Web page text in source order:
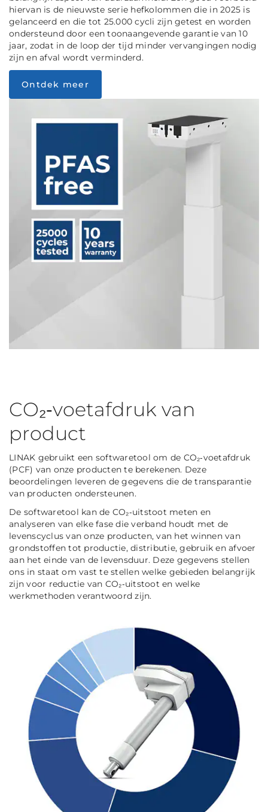
hiervan is de nieuwste serie hefkolommen die in 2025 is
gelanceerd en die tot 25.000 cycli zijn getest en worden
ondersteund door een toonaangevende garantie van 10
jaar, zodat in de loop der tijd minder vervangingen nodig
zijn en afval wordt verminderd.
Ontdek meer
CO₂‑voetafdruk van
product
LINAK gebruikt een softwaretool om de CO₂‑voetafdruk
(PCF) van onze producten te berekenen. Deze
beoordelingen leveren de gegevens die de transparantie
van producten ondersteunen.
De softwaretool kan de CO₂‑uitstoot meten en
analyseren van elke fase die verband houdt met de
levenscyclus van onze producten, van het winnen van
grondstoffen tot productie, distributie, gebruik en afvoer
aan het einde van de levensduur. Deze gegevens stellen
ons in staat om vast te stellen welke gebieden belangrijk
zijn voor reductie van CO₂‑uitstoot en welke
werkmethoden verantwoord zijn.